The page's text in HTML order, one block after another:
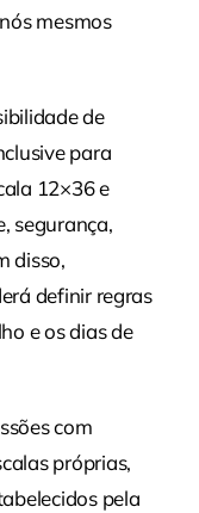
mesmos
de
para
12×36 e
segurança,
disso,
definir regras
e os dias de
com
próprias,
pela